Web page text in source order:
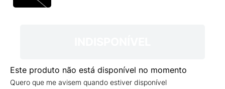
Este produto não está disponível no momento
Quero que me avisem quando estiver disponível
VANS TÊNIS VANS ULTRARANGE